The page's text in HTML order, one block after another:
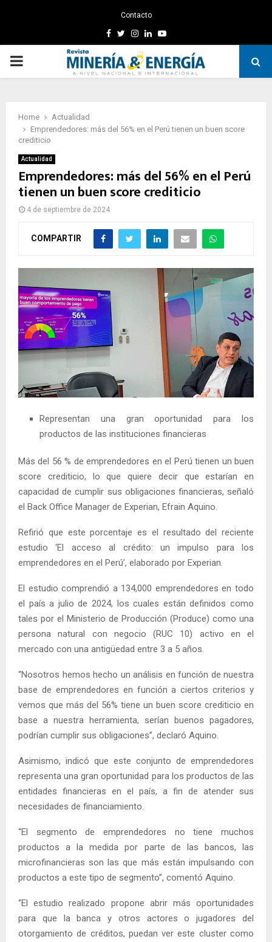
Contacto
Facebook
TwitterInstagram
LinkedinYoutube
PRIMARY
Home
Actualidad
Emprendedores: más del 56% en el Perú tienen un buen score
crediticio
Actualidad
Emprendedores: más del 56% en el Perú
tienen un buen score crediticio
4 de septiembre de 2024
COMPARTIR
Representan una gran oportunidad para los
productos de las instituciones financieras
Más del 56 % de emprendedores en el Perú tienen un buen
score crediticio, lo que quiere decir que estarían en
capacidad de cumplir sus obligaciones financieras, señaló
el Back Office Manager de Experian, Efrain Aquino.
Refirió que este porcentaje es el resultado del reciente
estudio ‘El acceso al crédito: un impulso para los
emprendedores en el Perú’, elaborado por Experian.
El estudio comprendió a 134,000 emprendedores en todo
el país a julio de 2024, los cuales están definidos como
tales por el Ministerio de Producción (Produce) como una
persona natural con negocio (RUC 10) activo en el
mercado con una antigüedad entre 3 a 5 años.
“Nosotros hemos hecho un análisis en función de nuestra
base de emprendedores en función a ciertos criterios y
vemos que más del 56% tiene un buen score crediticio en
base a nuestra herramienta, serían buenos pagadores,
podrían cumplir sus obligaciones”, declaró Aquino.
Asimismo, indicó que este conjunto de emprendedores
representa una gran oportunidad para los productos de las
entidades financieras en el país, a fin de atender sus
necesidades de financiamiento.
“El segmento de emprendedores no tiene muchos
productos a la medida por parte de las bancos, las
microfinancieras son las que más están impulsando con
productos a este tipo de segmento”, comentó Aquino.
“El estudio realizado propone abrir más oportunidades
para que la banca y otros actores o jugadores del
otorgamiento de créditos, puedan ver este cluster como